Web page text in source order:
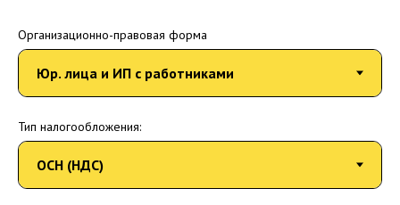
Организационно-правовая форма
Тип налогообложения: